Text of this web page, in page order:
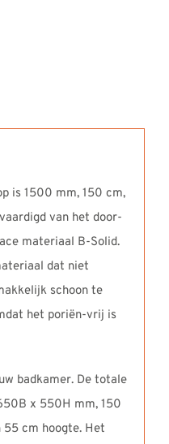
is 1500 mm, 150 cm,
van het door-
materiaal B-Solid.
dat niet
schoon te
het poriën-vrij is
badkamer. De totale
x 550H mm, 150
cm hoogte. Het